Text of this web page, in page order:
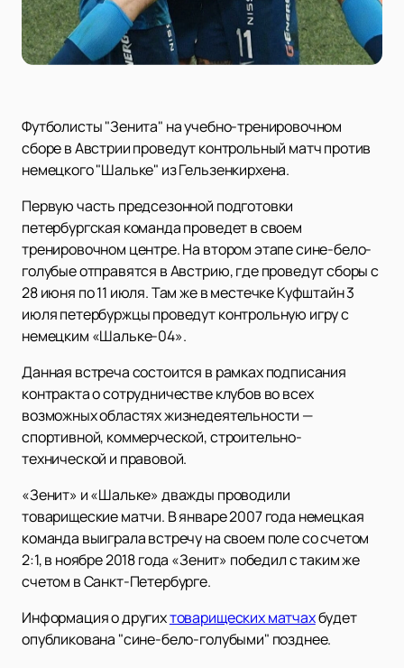
Футболисты "Зенита" на учебно-тренировочном
сборе в Австрии проведут контрольный матч против
немецкого "Шальке" из Гельзенкирхена.
Первую часть предсезонной подготовки
петербургская команда проведет в своем
тренировочном центре. На втором этапе сине-бело-
голубые отправятся в Австрию, где проведут сборы с
28 июня по 11 июля. Там же в местечке Куфштайн 3
июля петербуржцы проведут контрольную игру с
немецким «Шальке-04».
Данная встреча состоится в рамках подписания
контракта о сотрудничестве клубов во всех
возможных областях жизнедеятельности —
спортивной, коммерческой, строительно-
технической и правовой.
«Зенит» и «Шальке» дважды проводили
товарищеские матчи. В январе 2007 года немецкая
команда выиграла встречу на своем поле со счетом
2:1, в ноябре 2018 года «Зенит» победил с таким же
счетом в Санкт-Петербурге.
Информация о другихтоварищеских матчахбудет
опубликована "сине-бело-голубыми" позднее.